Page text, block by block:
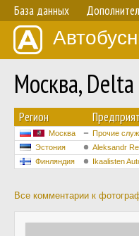
База данных
Москва,
Регион
Москва Прочие
Эстония Aleksandr
Финляндия Ikaalisten
Все комментарии к